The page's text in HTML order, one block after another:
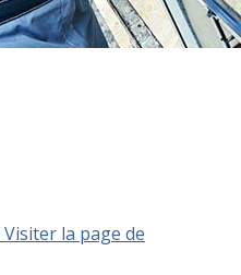
Visiter la page de